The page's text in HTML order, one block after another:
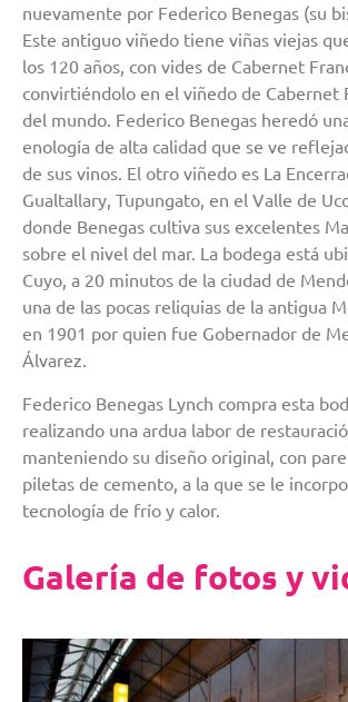
nuevamente por Federico Benegas (su
Este antiguo viñedo tiene viñas viejas
los 120 años, con vides de Cabernet
convirtiéndolo en el viñedo de Cabernet
del mundo. Federico Benegas heredó
enología de alta calidad que se ve
de sus vinos. El otro viñedo es La
Gualtallary, Tupungato, en el Valle de
donde Benegas cultiva sus excelentes
sobre el nivel del mar. La bodega está
Cuyo, a 20 minutos de la ciudad de
una de las pocas reliquias de la antigua
en 1901 por quien fue Gobernador de
Álvarez.
Federico Benegas Lynch compra esta
realizando una ardua labor de
manteniendo su diseño original, con
piletas de cemento, a la que se le
tecnología de frío y calor.
Galería de fotos y